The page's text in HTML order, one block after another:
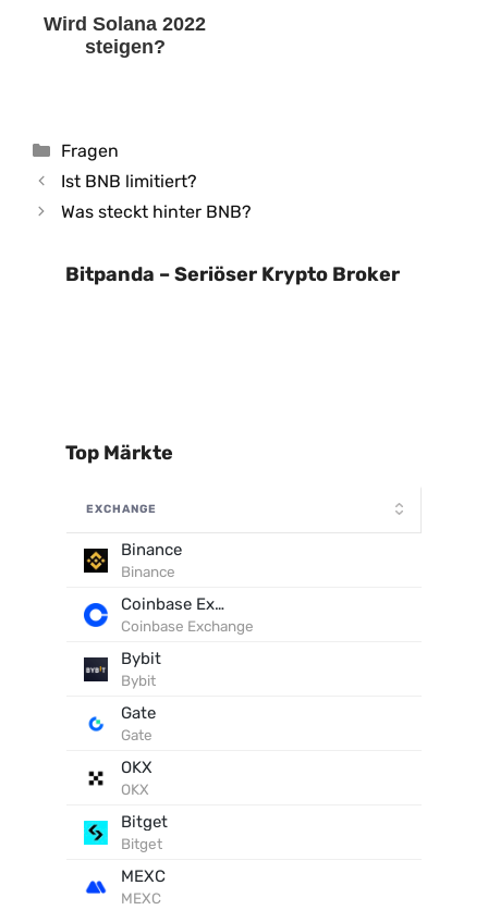
Wird Solana 2022
steigen?
Kategorien
Fragen
Ist BNB limitiert?
Was steckt hinter BNB?
Bitpanda – Seriöser Krypto Broker
Top Märkte
EXCHANGE
Binance
Binance
Coinbase Exchange
Coinbase Exchange
Bybit
Bybit
Gate
Gate
OKX
OKX
Bitget
Bitget
MEXC
MEXC